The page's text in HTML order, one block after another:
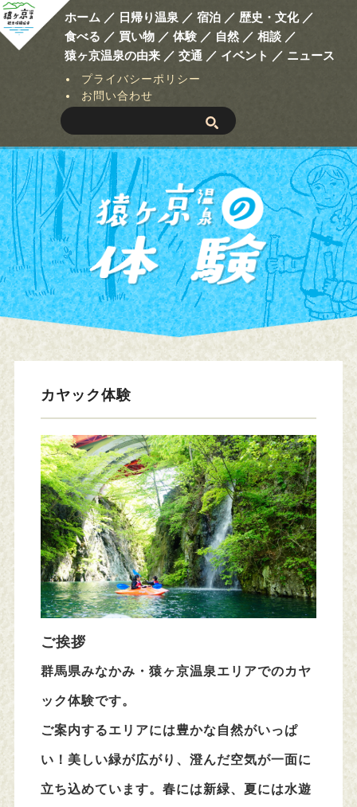
ホーム ／ 日帰り温泉 ／ 宿泊 ／ 歴史・文化 ／
食べる ／ 買い物 ／ 体験 ／ 自然 ／ 相談 ／
猿ヶ京温泉の由来 ／ 交通 ／ イベント ／ ニュース
プライバシーポリシー
お問い合わせ
カヤック体験
ご挨拶
群馬県みなかみ・猿ヶ京温泉エリアでのカヤ
ック体験です。
ご案内するエリアには豊かな自然がいっぱ
い！美しい緑が広がり、澄んだ空気が一面に
立ち込めています。春には新緑、夏には水遊